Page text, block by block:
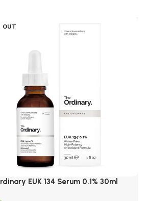
OUT
EUK 134 Serum 0.1% 30ml